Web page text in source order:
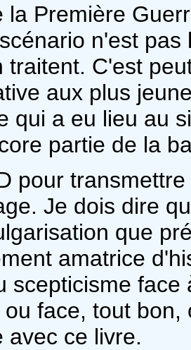
la Première
n'est
traitent. C'est
aux plus
qui a eu lieu au
partie de la
pour
Je dois dire
que
amatrice
scepticisme
face, tout
avec ce livre.